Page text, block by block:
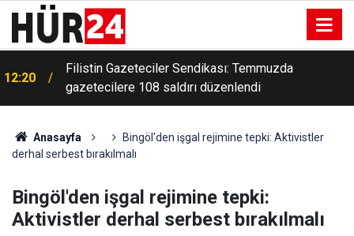
12:12
Uzmanından sürücülere uyarı: Zorunlu ekipman
eksikliği araç muayenesinde ağır kusur olarak
değerlendirilebilecek
Anasayfa
Bingöl'den işgal rejimine tepki: Aktivistler
derhal serbest bırakılmalı
Bingöl'den işgal rejimine tepki:
Aktivistler derhal serbest bırakılmalı